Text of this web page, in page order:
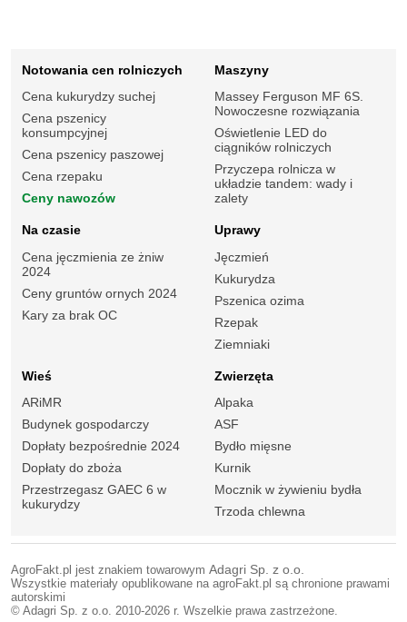
Notowania cen rolniczych
Cena kukurydzy suchej
Cena pszenicy
konsumpcyjnej
Cena pszenicy paszowej
Cena rzepaku
Ceny nawozów
Maszyny
Massey Ferguson MF 6S.
Nowoczesne rozwiązania
Oświetlenie LED do
ciągników rolniczych
Przyczepa rolnicza w
układzie tandem: wady i
zalety
Na czasie
Cena jęczmienia ze żniw
2024
Ceny gruntów ornych 2024
Kary za brak OC
Uprawy
Jęczmień
Kukurydza
Pszenica ozima
Rzepak
Ziemniaki
Wieś
ARiMR
Budynek gospodarczy
Dopłaty bezpośrednie 2024
Dopłaty do zboża
Przestrzegasz GAEC 6 w
kukurydzy
Zwierzęta
Alpaka
ASF
Bydło mięsne
Kurnik
Mocznik w żywieniu bydła
Trzoda chlewna
AgroFakt.pl jest znakiem towarowym Adagri Sp. z o.o.
Wszystkie materiały opublikowane na agroFakt.pl są chronione prawami
autorskimi
© Adagri Sp. z o.o. 2010-2026 r. Wszelkie prawa zastrzeżone.